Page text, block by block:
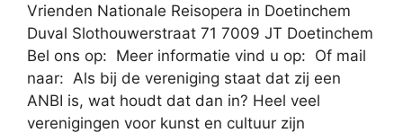
Vrienden Nationale Reisopera in Doetinchem
Duval Slothouwerstraat 71 7009 JT Doetinchem
Bel ons op: Meer informatie vind u op: Of mail
naar: Als bij de vereniging staat dat zij een
ANBI is, wat houdt dat dan in? Heel veel
verenigingen voor kunst en cultuur zijn